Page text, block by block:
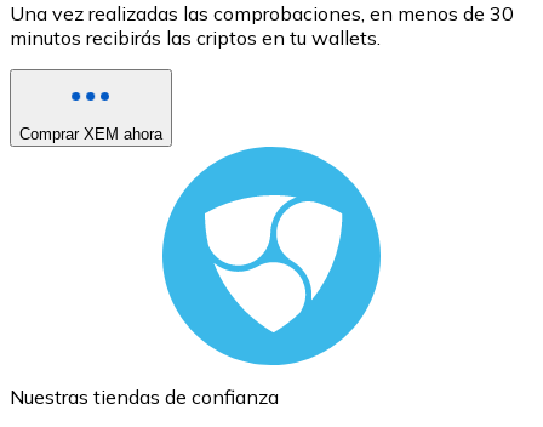
Una vez realizadas las comprobaciones, en menos de 30
minutos recibirás las criptos en tu wallets.
Comprar XEM ahora
Nuestras tiendas de confianza